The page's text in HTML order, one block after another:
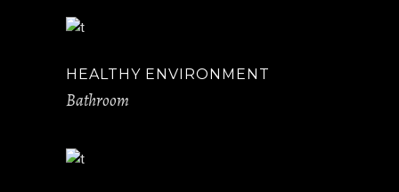
HEALTHY ENVIRONMENT
Bathroom